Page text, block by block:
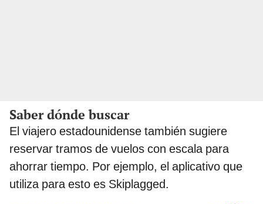
Saber dónde buscar
El viajero estadounidense también sugiere
reservar tramos de vuelos con escala para
ahorrar tiempo. Por ejemplo, el aplicativo que
utiliza para esto es Skiplagged.